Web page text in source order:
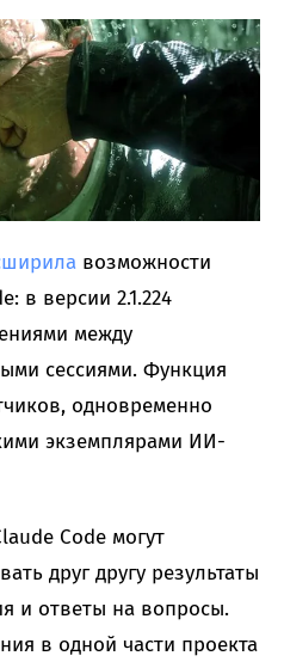
возможности
в версии 2.1.224
между
сессиями. Функция
одновременно
экземплярами ИИ-
Code могут
друг другу результаты
и ответы на вопросы.
в одной части проекта